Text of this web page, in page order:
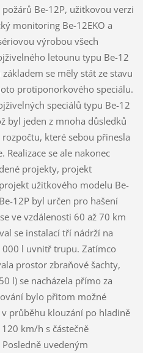
Be-12P, užitkovou verzi
monitoring Be-12EKO a
výrobou všech
letounu typu Be-12
se měly stát ze stavu
protiponorkového speciálu.
speciálů typu Be-12
byl jeden z mnoha důsledků
které sebou přinesla
Realizace se ale nakonec
projekty, projekt
užitkového modelu Be-
12P byl určen pro hašení
ve vzdálenosti 60 až 70 km
se instalací tří nádrží na
l uvnitř trupu. Zatímco
prostor zbraňové šachty,
l) se nacházela přímo za
bylo přitom možné
průběhu klouzání po hladině
km/h s částečně
uvedeným